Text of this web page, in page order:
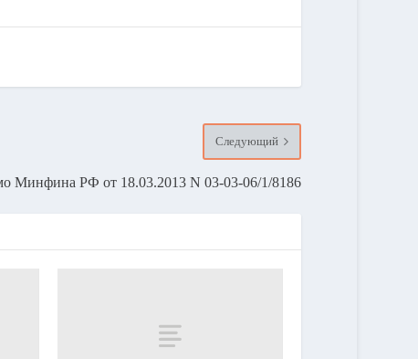
Следующий
Минфина РФ от 18.03.2013 N 03-03-06/1/8186